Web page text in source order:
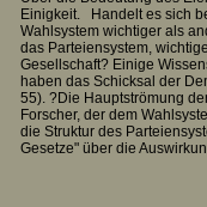
Einigkeit. Handelt es sich
Wahlsystem wichtiger als
das Parteiensystem,
Gesellschaft? Einige
haben das Schicksal der
55). ?Die Hauptströmung
Forscher, der dem
die Struktur des
Gesetze" über die